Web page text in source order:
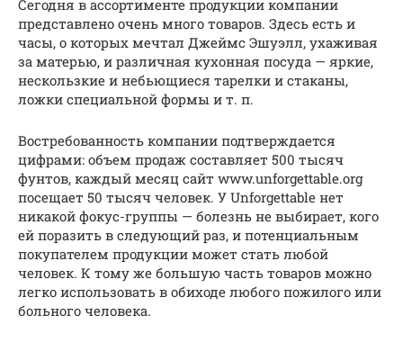
Сегодня в ассортименте продукции компании
представлено очень много товаров. Здесь есть и
часы, о которых мечтал Джеймс Эшуэлл, ухаживая
за матерью, и различная кухонная посуда — яркие,
нескользкие и небьющиеся тарелки и стаканы,
ложки специальной формы и т. п.
Востребованность компании подтверждается
цифрами: объем продаж составляет 500 тысяч
фунтов, каждый месяц сайт www.unforgettable.org
посещает 50 тысяч человек. У Unforgettable нет
никакой фокус-группы — болезнь не выбирает, кого
ей поразить в следующий раз, и потенциальным
покупателем продукции может стать любой
человек. К тому же большую часть товаров можно
легко использовать в обиходе любого пожилого или
больного человека.